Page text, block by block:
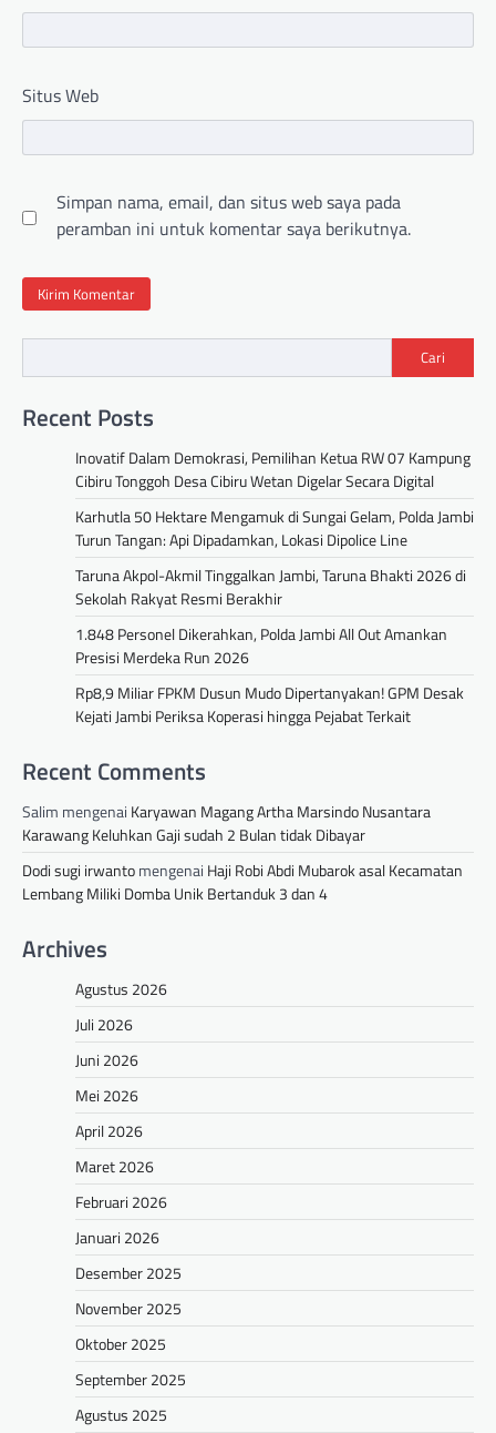
Situs Web
Simpan nama, email, dan situs web saya pada
peramban ini untuk komentar saya berikutnya.
Cari
Recent Posts
Inovatif Dalam Demokrasi, Pemilihan Ketua RW 07 Kampung
Cibiru Tonggoh Desa Cibiru Wetan Digelar Secara Digital
Karhutla 50 Hektare Mengamuk di Sungai Gelam, Polda Jambi
Turun Tangan: Api Dipadamkan, Lokasi Dipolice Line
Taruna Akpol-Akmil Tinggalkan Jambi, Taruna Bhakti 2026 di
Sekolah Rakyat Resmi Berakhir
1.848 Personel Dikerahkan, Polda Jambi All Out Amankan
Presisi Merdeka Run 2026
Rp8,9 Miliar FPKM Dusun Mudo Dipertanyakan! GPM Desak
Kejati Jambi Periksa Koperasi hingga Pejabat Terkait
Recent Comments
Salim mengenai Karyawan Magang Artha Marsindo Nusantara
Karawang Keluhkan Gaji sudah 2 Bulan tidak Dibayar
Dodi sugi irwantomengenai Haji Robi Abdi Mubarok asal Kecamatan
Lembang Miliki Domba Unik Bertanduk 3 dan 4
Archives
Agustus 2026
Juli 2026
Juni 2026
Mei 2026
April 2026
Maret 2026
Februari 2026
Januari 2026
Desember 2025
November 2025
Oktober 2025
September 2025
Agustus 2025